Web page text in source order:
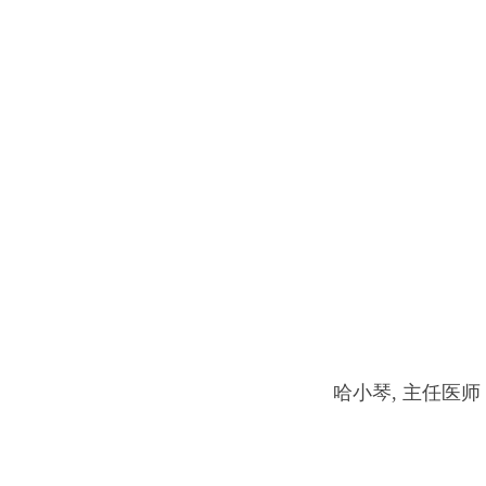
哈小琴, 主任医